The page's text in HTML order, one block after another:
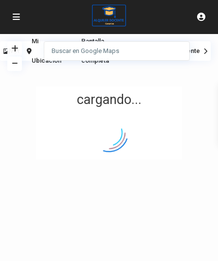
cargando...
Ver
Mi
Ubicación
Pantalla
completa
Siguiente